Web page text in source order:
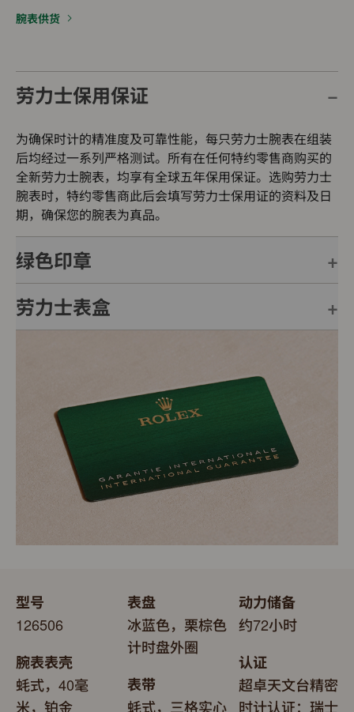
腕表供货
劳力士保用保证
为确保时计的精准度及可靠性能，每只劳力士腕表在组装
后均经过一系列严格测试。所有在任何特约零售商购买的
全新劳力士腕表，均享有全球五年保用保证。选购劳力士
腕表时，特约零售商此后会填写劳力士保用证的资料及日
期，确保您的腕表为真品。
绿色印章
每只劳力士腕表均附有全球五年保用保证，并附上绿色印
章，此印章是超卓天文台精密时计的象征。此认证除了证
劳力士表盒
送礼之用亦非常合适，接收礼物者会感到愉悦非常。
型号
126506
腕表表壳
蚝式，40毫
米，铂金
表盘
冰蓝色，栗棕色
计时盘外圈
表带
蚝式，三格实心
动力储备
约72小时
认证
超卓天文台精密
时计认证：瑞士